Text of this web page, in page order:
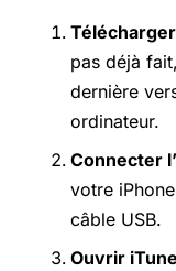
pas déjà
dernière
ordinateur.
Connecter
votre
câble USB.
Ouvrir